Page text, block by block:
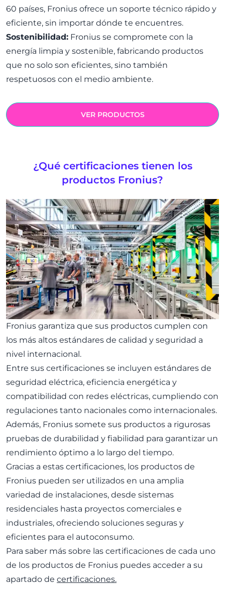
60 países, Fronius ofrece un soporte técnico rápido y
eficiente, sin importar dónde te encuentres.
Sostenibilidad: Fronius se compromete con la
energía limpia y sostenible, fabricando productos
que no solo son eficientes, sino también
respetuosos con el medio ambiente.
VER PRODUCTOS
¿Qué certificaciones tienen los
productos Fronius?
Fronius garantiza que sus productos cumplen con
los más altos estándares de calidad y seguridad a
nivel internacional.
Entre sus certificaciones se incluyen estándares de
seguridad eléctrica, eficiencia energética y
compatibilidad con redes eléctricas, cumpliendo con
regulaciones tanto nacionales como internacionales.
Además, Fronius somete sus productos a rigurosas
pruebas de durabilidad y fiabilidad para garantizar un
rendimiento óptimo a lo largo del tiempo.
Gracias a estas certificaciones, los productos de
Fronius pueden ser utilizados en una amplia
variedad de instalaciones, desde sistemas
residenciales hasta proyectos comerciales e
industriales, ofreciendo soluciones seguras y
eficientes para el autoconsumo.
Para saber más sobre las certificaciones de cada uno
de los productos de Fronius puedes acceder a su
apartado de certificaciones.